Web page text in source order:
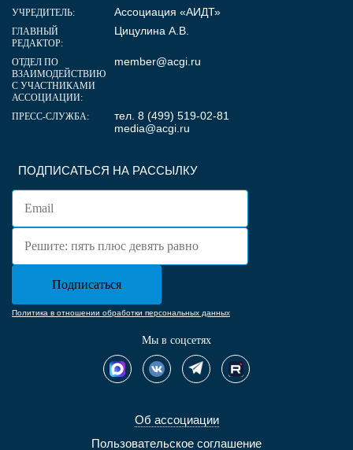
Об ассоциации
Пользовательское соглашение
ПОДПИСАТЬСЯ НА РАССЫЛКУ
Политика в отношении обработки персональных данных
Мы в соцсетях
УЧРЕДИТЕЛЬ: Ассоциация «АИДТ»
ГЛАВНЫЙ
РЕДАКТОР:
Цицулина А.В.
ОТДЕЛ ПО
ВЗАИМОДЕЙСТВИЮ
С УЧАСТНИКАМИ
АССОЦИАЦИИ:
member@acgi.ru
ПРЕСС-СЛУЖБА:
тел. 8 (499) 519-02-81
media@acgi.ru